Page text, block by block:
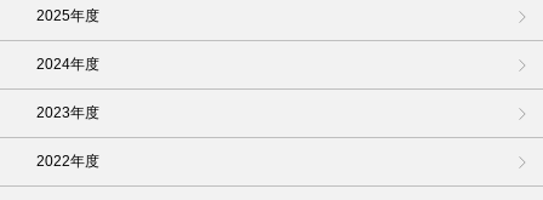
2025年度
2024年度
2023年度
2022年度